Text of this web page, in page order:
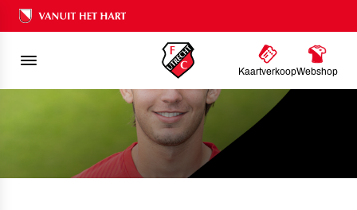
Ons nalatenschap
KaartverkoopWebshop